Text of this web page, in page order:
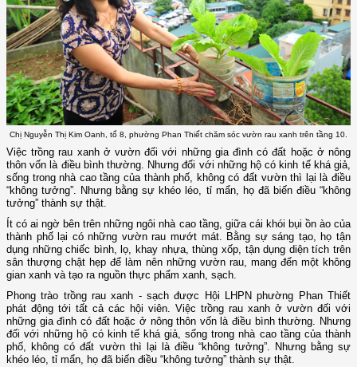
Chị Nguyễn Thị Kim Oanh, tổ 8, phường Phan Thiết chăm sóc vườn rau xanh trên tầng 10.
Việc trồng rau xanh ở vườn đối với những gia đình có đất hoặc ở nông
thôn vốn là điều bình thường. Nhưng đối với những hộ có kinh tế khá giả,
sống trong nhà cao tầng của thành phố, không có đất vườn thì lại là điều
“không tưởng”. Nhưng bằng sự khéo léo, tỉ mẩn, họ đã biến điều “không
tưởng” thành sự thật.
Ít có ai ngờ bên trên những ngôi nhà cao tầng, giữa cái khói bụi ồn ào của
thành phố lại có những vườn rau mướt mát. Bằng sự sáng tạo, họ tận
dụng những chiếc bình, lọ, khay nhựa, thùng xốp, tận dụng diện tích trên
sân thượng chật hẹp để làm nên những vườn rau, mang đến một không
gian xanh và tạo ra nguồn thực phẩm xanh, sạch.
Phong trào trồng rau xanh - sạch được Hội LHPN phường Phan Thiết
phát động tới tất cả các hội viên. Việc trồng rau xanh ở vườn đối với
những gia đình có đất hoặc ở nông thôn vốn là điều bình thường. Nhưng
đối với những hộ có kinh tế khá giả, sống trong nhà cao tầng của thành
phố, không có đất vườn thì lại là điều “không tưởng”. Nhưng bằng sự
khéo léo, tỉ mẩn, họ đã biến điều “không tưởng” thành sự thật.